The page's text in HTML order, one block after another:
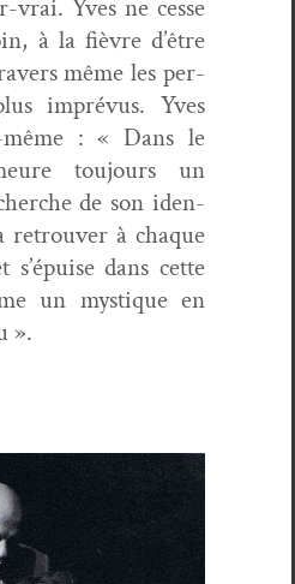
vrai. Yves ne cesse
à la fièvre d’être
même les per­
imprévus. Yves
: « Dans le
tou­jours un
de son iden­
retrou­ver à chaque
dans cette
un mys­tique en
».